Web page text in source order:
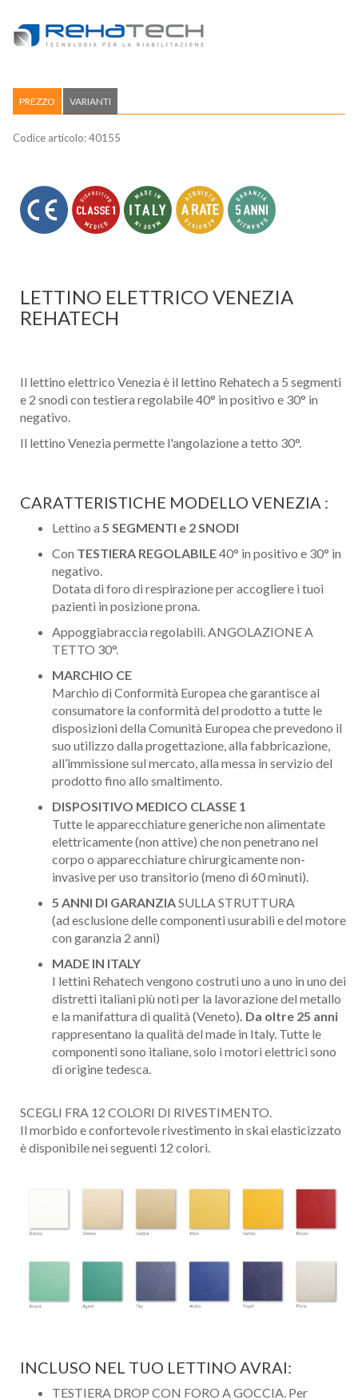
PREZZO VARIANTI
Codice articolo:40155
LETTINO ELETTRICO VENEZIA
REHATECH
Il lettino elettrico Venezia è il lettino Rehatech a 5 segmenti
e 2 snodi con testiera regolabile 40° in positivo e 30° in
negativo.
Il lettino Venezia permette l'angolazione a tetto 30°.
CARATTERISTICHE MODELLO VENEZIA :
Lettino a 5 SEGMENTI e 2 SNODI
Con TESTIERA REGOLABILE40° in positivo e 30° in
negativo.
Dotata di foro di respirazione per accogliere i tuoi
pazienti in posizione prona.
Appoggiabraccia regolabili. ANGOLAZIONE A
TETTO 30°.
MARCHIO CE
Marchio di Conformità Europea che garantisce al
consumatore la conformità del prodotto a tutte le
disposizioni della Comunità Europea che prevedono il
suo utilizzo dalla progettazione, alla fabbricazione,
all’immissione sul mercato, alla messa in servizio del
prodotto fino allo smaltimento.
DISPOSITIVO MEDICO CLASSE 1
Tutte le apparecchiature generiche non alimentate
elettricamente (non attive) che non penetrano nel
corpo o apparecchiature chirurgicamente non-
invasive per uso transitorio (meno di 60 minuti).
5 ANNI DI GARANZIASULLA STRUTTURA
(ad esclusione delle componenti usurabili e del motore
con garanzia 2 anni)
MADE IN ITALY
I lettini Rehatech vengono costruti uno a uno in uno dei
distretti italiani più noti per la lavorazione del metallo
e la manifattura di qualità (Veneto). Da oltre 25 anni
rappresentano la qualità del made in Italy. Tutte le
componenti sono italiane, solo i motori elettrici sono
di origine tedesca.
SCEGLI FRA 12 COLORI DI RIVESTIMENTO.
Il morbido e confortevole rivestimento in skai elasticizzato
è disponibile nei seguenti 12 colori.
INCLUSO NEL TUO LETTINO AVRAI:
TESTIERA DROP CON FORO A GOCCIA. Per